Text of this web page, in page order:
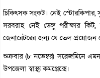
চিকিৎসক সংকট। নেই স্টোরকিপার,
সরবরাহ নেই ডেঙ্গু পরীক্ষার
জেনারেটরের জন্য যে তেল প্রয়োজন
শুক্রবার (৮ নভেম্বর) সরেজমিনে
উপজেলা স্বাস্থ্য কমপ্লেক্সে।